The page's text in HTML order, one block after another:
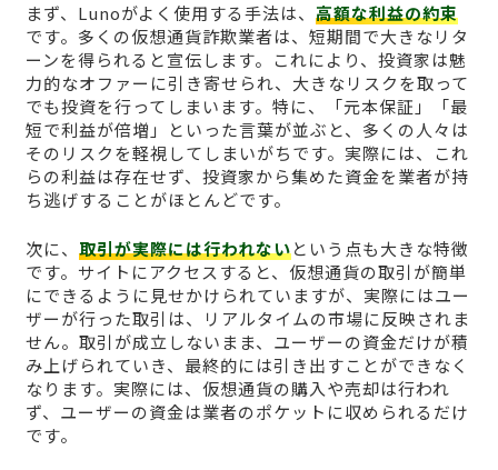
まず、Lunoがよく使用する手法は、 高額な利益の約束
です。多くの仮想通貨詐欺業者は、短期間で大きなリタ
ーンを得られると宣伝します。これにより、投資家は魅
力的なオファーに引き寄せられ、大きなリスクを取って
でも投資を行ってしまいます。特に、「元本保証」「最
短で利益が倍増」といった言葉が並ぶと、多くの人々は
そのリスクを軽視してしまいがちです。実際には、これ
らの利益は存在せず、投資家から集めた資金を業者が持
ち逃げすることがほとんどです。
次に、 取引が実際には行われないという点も大きな特徴
です。サイトにアクセスすると、仮想通貨の取引が簡単
にできるように見せかけられていますが、実際にはユー
ザーが行った取引は、リアルタイムの市場に反映されま
せん。取引が成立しないまま、ユーザーの資金だけが積
み上げられていき、最終的には引き出すことができなく
なります。実際には、仮想通貨の購入や売却は行われ
ず、ユーザーの資金は業者のポケットに収められるだけ
です。